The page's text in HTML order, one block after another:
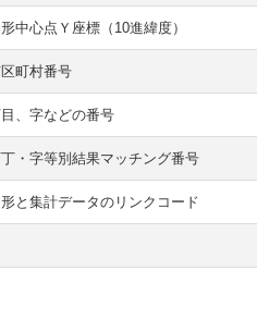
中心点Ｙ座標（10進緯度）
町村番号
、字などの番号
・字等別結果マッチング番号
形と集計データのリンクコード